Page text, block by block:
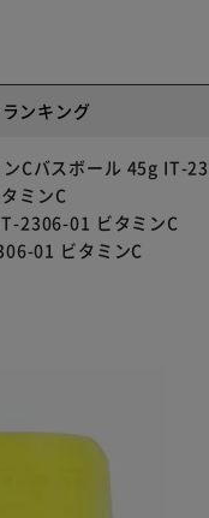
ランキング
ンCバスボール 45g IT-
ミンC
2306-01 ビタミンC
01 ビタミンC